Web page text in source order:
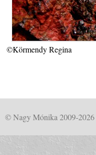
©Körmendy Regina
© Nagy Mónika 2009-2026